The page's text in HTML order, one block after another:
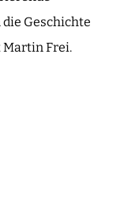
Geschichte
Martin Frei.